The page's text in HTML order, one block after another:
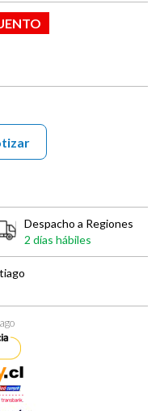
Despacho a Regiones
2 días hábiles